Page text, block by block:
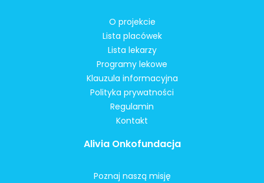
O projekcie
Lista placówek
Lista lekarzy
Programy lekowe
Klauzula informacyjna
Polityka prywatności
Regulamin
Kontakt
Alivia Onkofundacja
Poznaj naszą misję